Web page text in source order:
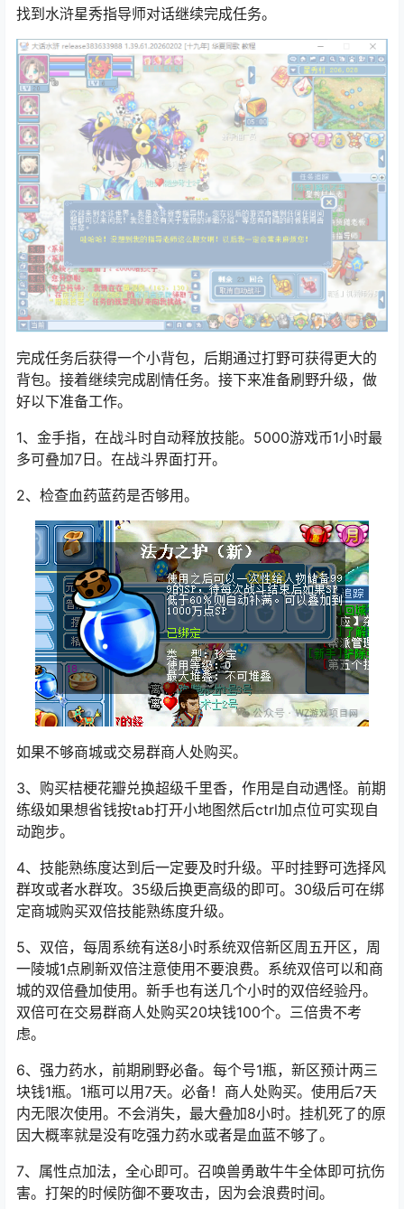
找到水浒星秀指导师对话继续完成任务。
完成任务后获得一个小背包，后期通过打野可获得更大的
背包。接着继续完成剧情任务。接下来准备刷野升级，做
好以下准备工作。
1、金手指，在战斗时自动释放技能。5000游戏币1小时最
多可叠加7日。在战斗界面打开。
2、检查血药蓝药是否够用。
如果不够商城或交易群商人处购买。
3、购买桔梗花瓣兑换超级千里香，作用是自动遇怪。前期
练级如果想省钱按tab打开小地图然后ctrl加点位可实现自
动跑步。
4、技能熟练度达到后一定要及时升级。平时挂野可选择风
群攻或者水群攻。35级后换更高级的即可。30级后可在绑
定商城购买双倍技能熟练度升级。
5、双倍，每周系统有送8小时系统双倍新区周五开区，周
一陵城1点刷新双倍注意使用不要浪费。系统双倍可以和商
城的双倍叠加使用。新手也有送几个小时的双倍经验丹。
双倍可在交易群商人处购买20块钱100个。三倍贵不考
虑。
6、强力药水，前期刷野必备。每个号1瓶，新区预计两三